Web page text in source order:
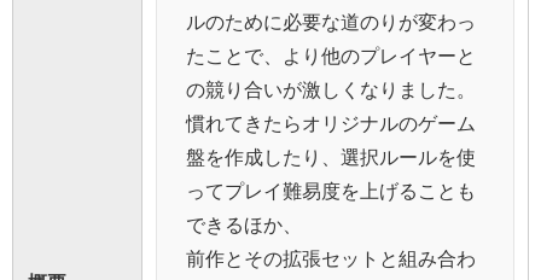
ルのために必要な道のりが変わっ
たことで、より他のプレイヤーと
の競り合いが激しくなりました。
慣れてきたらオリジナルのゲーム
盤を作成したり、選択ルールを使
ってプレイ難易度を上げることも
できるほか、
前作とその拡張セットと組み合わ